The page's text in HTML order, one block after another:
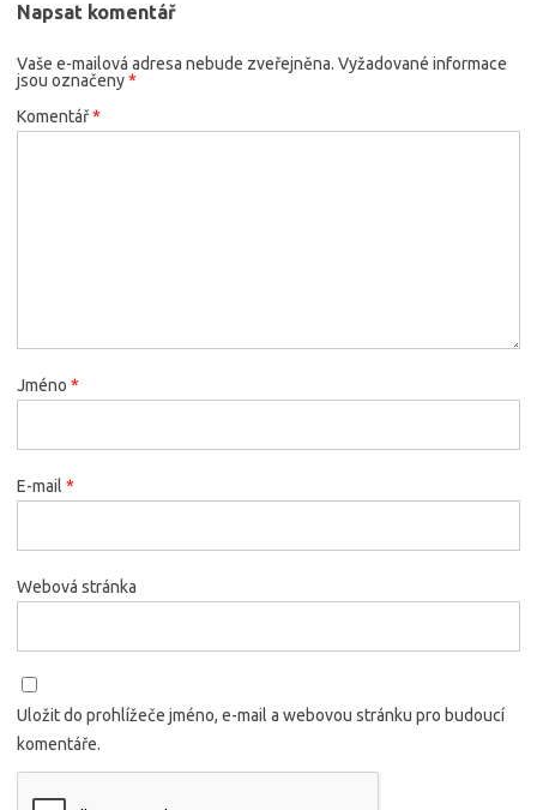
Napsat komentář
Vaše e-mailová adresa nebude zveřejněna. Vyžadované informace
jsou označeny*
Komentář*
Jméno *
E-mail *
Webová stránka
Uložit do prohlížeče jméno, e-mail a webovou stránku pro budoucí
komentáře.